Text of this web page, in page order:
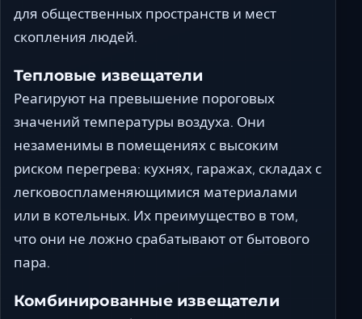
для общественных пространств и мест
скопления людей.
Тепловые извещатели
Реагируют на превышение пороговых
значений температуры воздуха. Они
незаменимы в помещениях с высоким
риском перегрева: кухнях, гаражах, складах с
легковоспламеняющимися материалами
или в котельных. Их преимущество в том,
что они не ложно срабатывают от бытового
пара.
Комбинированные извещатели